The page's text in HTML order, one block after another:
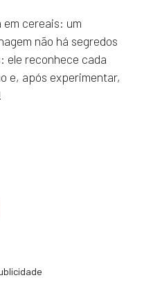
cereais: um
não há segredos
ele reconhece cada
e, após experimentar,